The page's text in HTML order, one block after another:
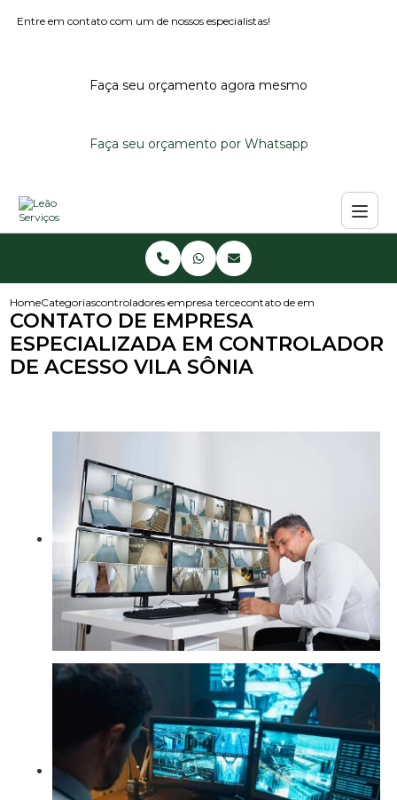
Entre em contato com um de nossos especialistas!
Faça seu orçamento agora mesmo
Faça seu orçamento por Whatsapp
HomeCategoriascontroladores de acessoempresa terceirizada controlador de acesso
contato de empresa
CONTATO DE EMPRESA
ESPECIALIZADA EM CONTROLADOR
DE ACESSO VILA SÔNIA